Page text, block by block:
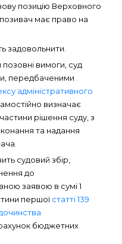
позицію Верховного
має право на
задовольнити.
вимоги, суд
передбаченими
адміністративного
визначає
рішення суду, з
та надання
судовий збір,
до
заявою в сумі 1
першої статті 139
бюджетних